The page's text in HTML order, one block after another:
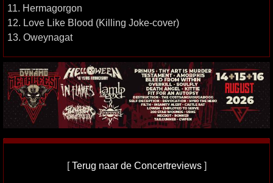
11. Hermagorgon
12. Love Like Blood (Killing Joke-cover)
13. Oweynagat
[Terug naar de Concertreviews]